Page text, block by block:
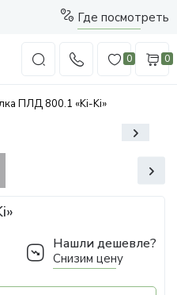
Где посмотреть
0 0
ПЛД 800.1 «Ki-Ki»
Нашли дешевле?
Снизим цену